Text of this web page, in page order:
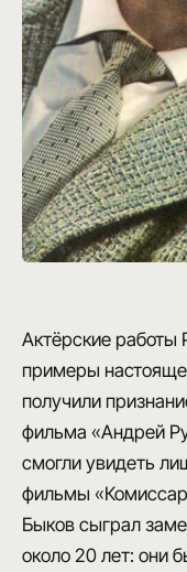
Актёрские
примеры
получили
фильма «Андрей
смогли увидеть
фильмы
Быков сыграл
около 20 лет: они